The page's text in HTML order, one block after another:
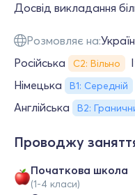
Досвід викладання
Розмовляє на:
Російська С2: Вільно
Німецька В1: Середній
Англійська B2:
Проводжу
Початкова школа
(1-4 класи)